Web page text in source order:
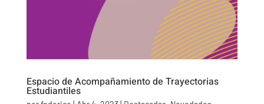
Espacio de Acompañamiento de Trayectorias
Estudiantiles